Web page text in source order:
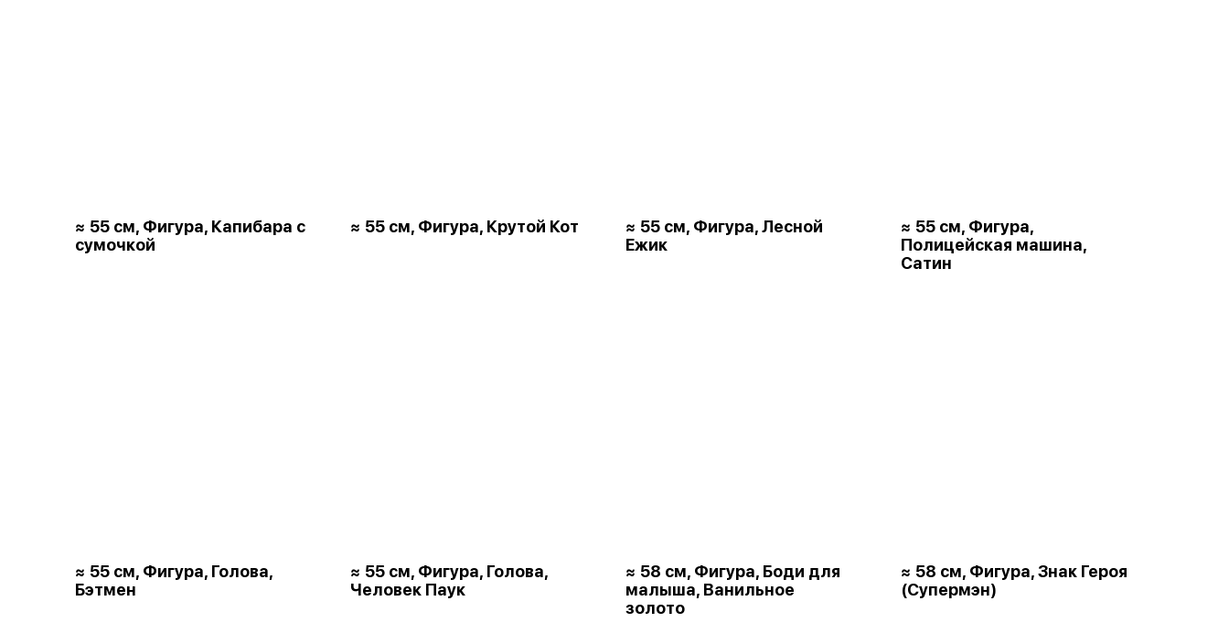
≈ 55 см, Фигура, Капибара с
сумочкой
≈ 55 см, Фигура, Крутой Кот
≈ 55 см, Фигура, Лесной
Ежик
≈ 55 см, Фигура,
Полицейская машина,
Сатин
≈ 55 см, Фигура, Голова,
Бэтмен
≈ 55 см, Фигура, Голова,
Человек Паук
≈ 58 см, Фигура, Боди для
малыша, Ванильное
золото
≈ 58 см, Фигура, Знак Героя
(Супермэн)